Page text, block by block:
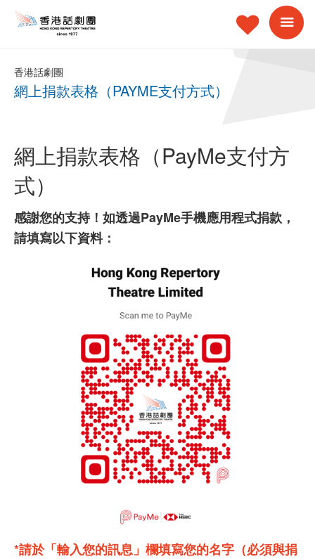
香港話劇團
網上捐款表格（PAYME支付方式）
網上捐款表格（PayMe支付方
式）
感謝您的支持！如透過PayMe手機應用程式捐款，
請填寫以下資料：
*請於「輸入您的訊息」欄填寫您的名字（必須與捐